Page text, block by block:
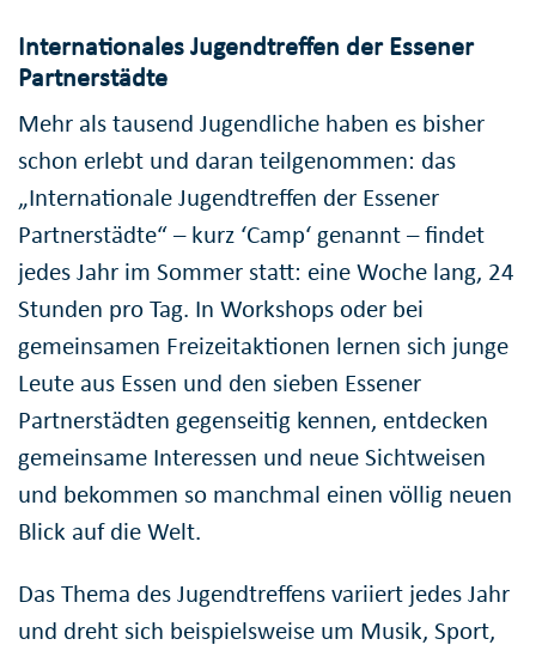
Internationales Jugendtreffen der Essener
Partnerstädte
Mehr als tausend Jugendliche haben es bisher
schon erlebt und daran teilgenommen: das
„Internationale Jugendtreffen der Essener
Partnerstädte“ – kurz ‘Camp‘ genannt – findet
jedes Jahr im Sommer statt: eine Woche lang, 24
Stunden pro Tag. In Workshops oder bei
gemeinsamen Freizeitaktionen lernen sich junge
Leute aus Essen und den sieben Essener
Partnerstädten gegenseitig kennen, entdecken
gemeinsame Interessen und neue Sichtweisen
und bekommen so manchmal einen völlig neuen
Blick auf die Welt.
Das Thema des Jugendtreffens variiert jedes Jahr
und dreht sich beispielsweise um Musik, Sport,